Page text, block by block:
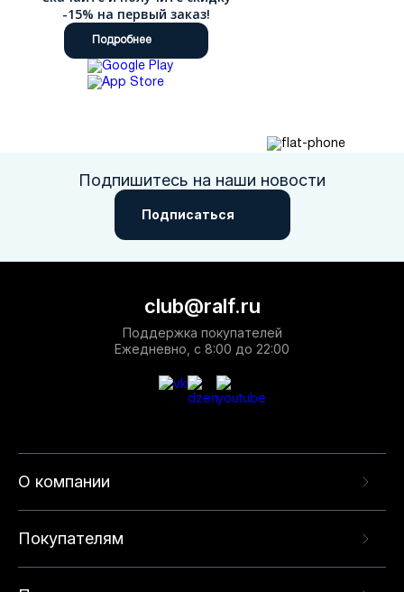
-15% на первый заказ!
Подробнее
Подпишитесь на наши новости
Подписаться
О компании
Покупателям
club@ralf.ru
Поддержка покупателей
Ежедневно, с 8:00 до 22:00